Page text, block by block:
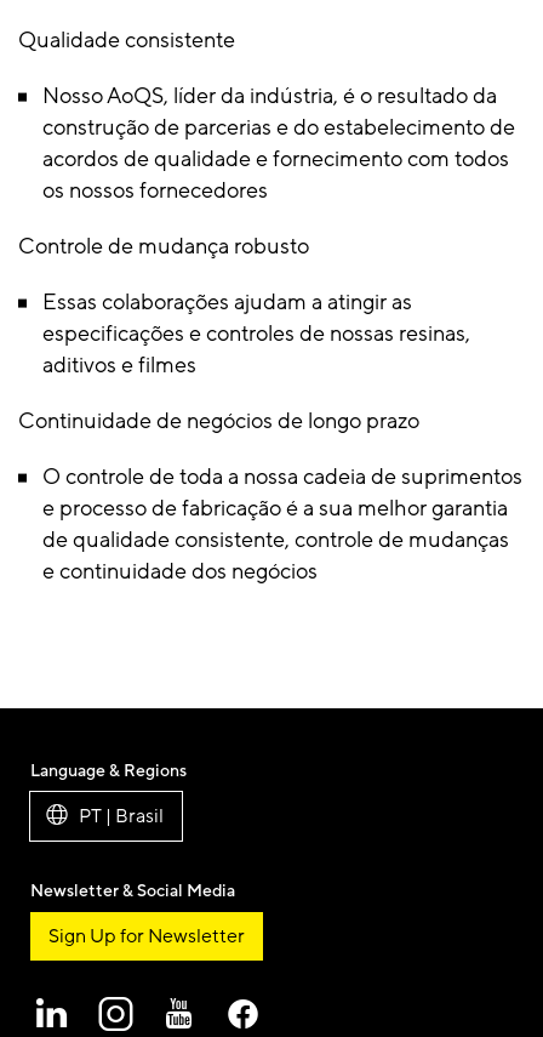
Qualidade consistente
Nosso AoQS, líder da indústria, é o resultado da
construção de parcerias e do estabelecimento de
acordos de qualidade e fornecimento com todos
os nossos fornecedores
Controle de mudança robusto
Essas colaborações ajudam a atingir as
especificações e controles de nossas resinas,
aditivos e filmes
Continuidade de negócios de longo prazo
O controle de toda a nossa cadeia de suprimentos
e processo de fabricação é a sua melhor garantia
de qualidade consistente, controle de mudanças
e continuidade dos negócios
Language & Regions
PT | Brasil
Newsletter & Social Media
Sign Up for Newsletter